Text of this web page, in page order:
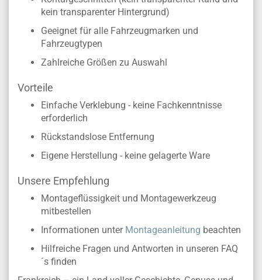
kein transparenter Hintergrund)
Geeignet für alle Fahrzeugmarken und
Fahrzeugtypen
Zahlreiche Größen zu Auswahl
Vorteile
Einfache Verklebung - keine Fachkenntnisse
erforderlich
Rückstandslose Entfernung
Eigene Herstellung - keine gelagerte Ware
Unsere Empfehlung
Montageflüssigkeit und Montagewerkzeug
mitbestellen
Informationen unter Montageanleitung beachten
Hilfreiche Fragen und Antworten in unseren FAQ
´s finden